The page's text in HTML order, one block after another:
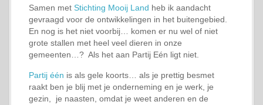
Samen met Stichting Mooij Land heb ik aandacht
gevraagd voor de ontwikkelingen in het buitengebied.
En nog is het niet voorbij… komen er nu wel of niet
grote stallen met heel veel dieren in onze
gemeenten…? Als het aan Partij Eén ligt niet.
Partij één is als gele koorts… als je prettig besmet
raakt ben je blij met je onderneming en je werk, je
gezin, je naasten, omdat je weet anderen en de